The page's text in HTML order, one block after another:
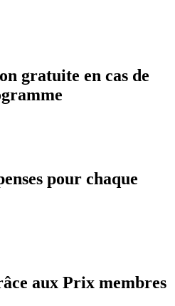
gratuite en cas de
pour chaque
aux Prix membres